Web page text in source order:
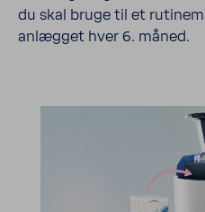
du skal bruge til et
anlægget hver 6. måned.